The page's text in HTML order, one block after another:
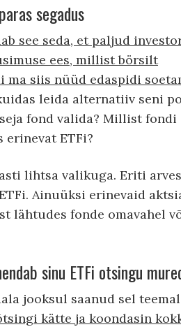
segadus
see seda, et paljud
ees, millist börsilt
ma siis nüüd edaspidi
leida alternatiiv seni
fond valida? Millist
ETFi?
lihtsa valikuga. Eriti
Ainuüksi erinevaid
lähtudes fonde omavahel
sinu ETFi otsingu
jooksul saanud sel
kätte ja koondasin